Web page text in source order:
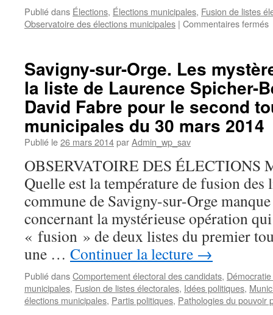
Publié dans Élections, Élections municipales, Fusion de listes
Observatoire des élections municipales | Commentaires fermés
Savigny-sur-Orge. Les
la liste de Laurence Spicher-
David Fabre pour le second
municipales du 30 mars 2014
Publié le26 mars 2014parAdmin_wp_sav
OBSERVATOIRE DES ÉLECTIONS
Quelle est la température de fusion des
commune de Savigny-sur-Orge
concernant la mystérieuse opération
« fusion » de deux listes du premier
une … Continuer la lecture →
Publié dansComportement électoral des candidats,
municipales, Fusion de listes électorales, Idées politiques,
élections municipales, Partis politiques, Pathologies du pouvoir